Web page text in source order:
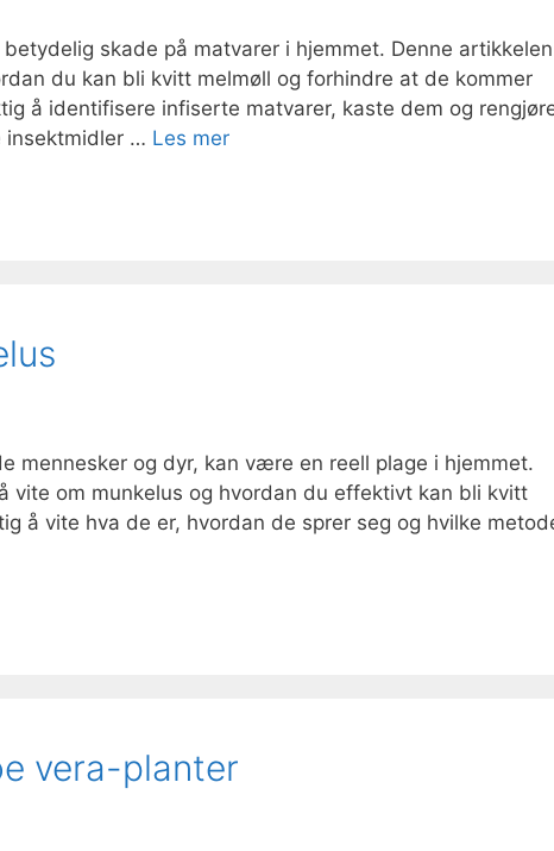
skade på matvarer i hjemmet. Denne artikkelen
du kan bli kvitt melmøll og forhindre at de kommer
å identifisere infiserte matvarer, kaste dem og
insektmidler … Les mer
mennesker og dyr, kan være en reell plage i hjemmet.
vite om munkelus og hvordan du effektivt kan bli kvitt
å vite hva de er, hvordan de sprer seg og hvilke
vera-planter